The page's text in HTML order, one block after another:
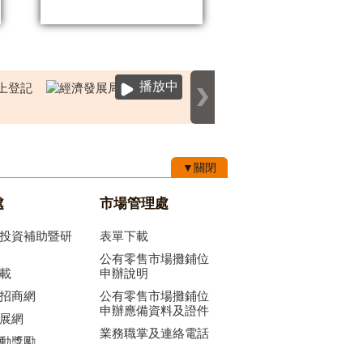
播放中
▼關閉
資補助暨研
商網
網
獎勵
市場管理處
表單下載
公有零售市場攤鋪位
申辦說明
公有零售市場攤鋪位
申辦應備資料及證件
業務職掌及連絡電話